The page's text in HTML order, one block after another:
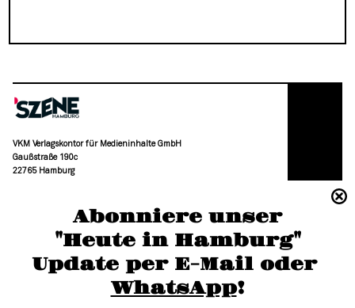
Abonniere unser
"Heute in Hamburg"
Update per E-Mail oder
WhatsApp!
VKM Verlagskontor für Medieninhalte GmbH
Gaußstraße 190c
22765 Hamburg
moc.grubmah-enezs@ofni